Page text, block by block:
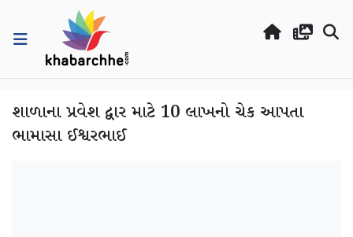
શાળાના પ્રવેશ દ્વાર માટે 10 લાખનો ચેક આપતા
ભામાસા ઈશ્વરભાઈ